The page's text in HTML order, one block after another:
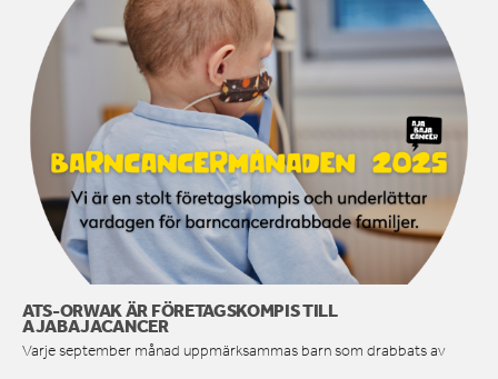
ATS-ORWAK ÄR FÖRETAGSKOMPIS TILL
AJABAJACANCER
Varje september månad uppmärksammas barn som drabbats av